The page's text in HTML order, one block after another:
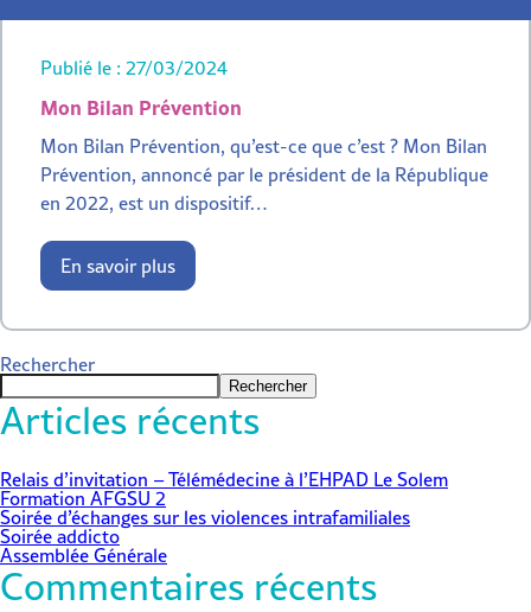
Publié le : 27/03/2024
Mon Bilan Prévention
Mon Bilan Prévention, qu’est-ce que c’est ? Mon Bilan
Prévention, annoncé par le président de la République
en 2022, est un dispositif…
En savoir plus
Rechercher
Rechercher
Articles récents
Relais d’invitation – Télémédecine à l’EHPAD Le Solem
Formation AFGSU 2
Soirée d’échanges sur les violences intrafamiliales
Soirée addicto
Assemblée Générale
Commentaires récents